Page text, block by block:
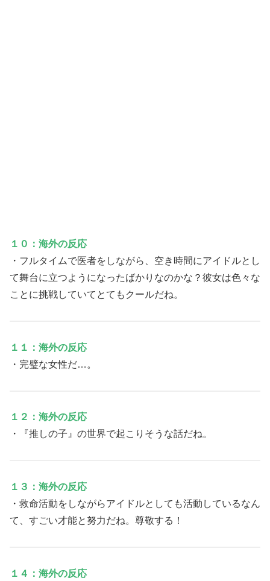
１０：海外の反応
・フルタイムで医者をしながら、空き時間にアイドルとし
て舞台に立つようになったばかりなのかな？彼女は色々な
ことに挑戦していてとてもクールだね。
１１：海外の反応
・完璧な女性だ…。
１２：海外の反応
・『推しの子』の世界で起こりそうな話だね。
１３：海外の反応
・救命活動をしながらアイドルとしても活動しているなん
て、すごい才能と努力だね。尊敬する！
１４：海外の反応